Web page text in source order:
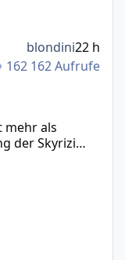
162 Aufrufe
blondini22 h
als
der Skyrizi